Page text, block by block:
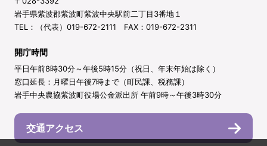
岩手県紫波郡紫波町紫波中央駅前二丁目3番地１
TEL：（代表）019-672-2111 FAX：019-672-2311
開庁時間
平日午前8時30分～午後5時15分（祝日、年末年始は除く）
窓口延長：月曜日午後7時まで（町民課、税務課）
岩手中央農協紫波町役場公金派出所 午前9時～午後3時30分
交通アクセス